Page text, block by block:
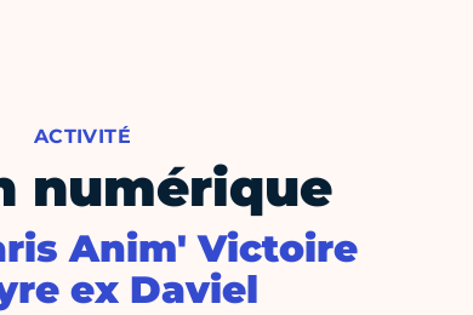
ACTIVITÉ
numérique
Anim' Victoire
ex Daviel